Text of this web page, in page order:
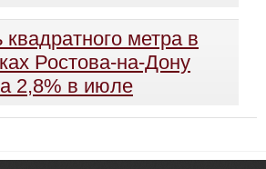
метра в
Ростова-на-Дону
2,8% в июле